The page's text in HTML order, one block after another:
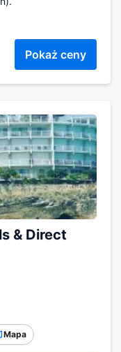
Pokaż ceny
& Direct
Mapa